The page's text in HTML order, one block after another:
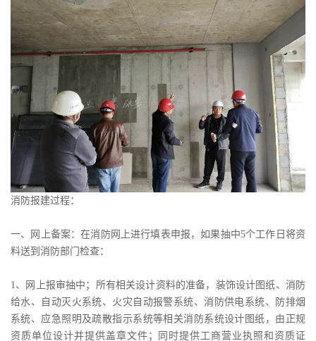
消防报建过程：
一、网上备案：在消防网上进行填表申报，如果抽中5个工作日将资
料送到消防部门检查：
1、网上报审抽中；所有相关设计资料的准备，装饰设计图纸、消防
给水、自动灭火系统、火灾自动报警系统、消防供电系统、防排烟
系统、应急照明及疏散指示系统等相关消防系统设计图纸，由正规
资质单位设计并提供盖章文件；同时提供工商营业执照和资质证